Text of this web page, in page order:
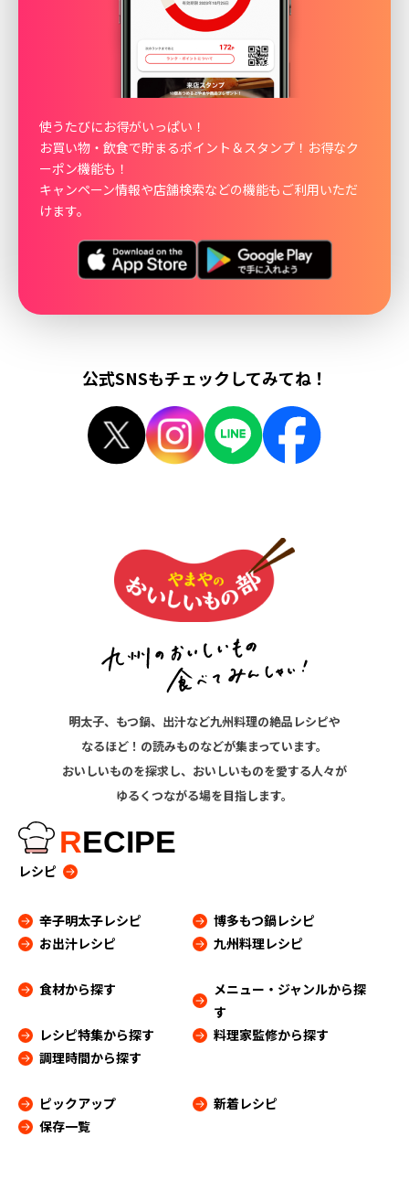
使うたびにお得がいっぱい！
お買い物・飲食で貯まるポイント＆スタンプ！お得なク
ーポン機能も！
キャンペーン情報や店舗検索などの機能もご利用いただ
けます。
公式SNSもチェックしてみてね！
明太子、もつ鍋、出汁など九州料理の絶品レシピや
なるほど！の読みものなどが集まっています。
おいしいものを探求し、おいしいものを愛する人々が
ゆるくつながる場を目指します。
RECIPE
レシピ
辛子明太子レシピ
博多もつ鍋レシピ
お出汁レシピ
九州料理レシピ
食材から探す
メニュー・ジャンルから探
す
レシピ特集から探す
料理家監修から探す
調理時間から探す
ピックアップ
新着レシピ
保存一覧